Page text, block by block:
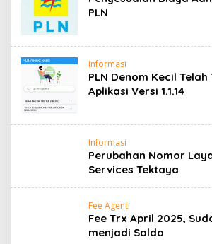
PLN
Informasi
PLN Denom Kecil
Aplikasi Versi 1.1.14
Informasi
Perubahan Nomor
Services Tektaya
Fee Agent
Fee Trx April 2025,
menjadi Saldo